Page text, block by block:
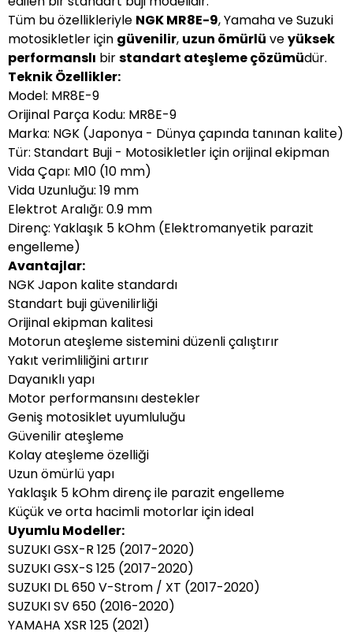
Tüm bu özellikleriyle NGK MR8E-9, Yamaha ve Suzuki
motosikletler için güvenilir, uzun ömürlü veyüksek
performanslı birstandart ateşleme çözümüdür.
Teknik Özellikler:
Model: MR8E-9
Orijinal Parça Kodu: MR8E-9
Marka: NGK (Japonya - Dünya çapında tanınan kalite)
Tür: Standart Buji - Motosikletler için orijinal ekipman
Vida Çapı: M10 (10 mm)
Vida Uzunluğu: 19 mm
Elektrot Aralığı: 0.9 mm
Direnç: Yaklaşık 5 kOhm (Elektromanyetik parazit
engelleme)
Avantajlar:
NGK Japon kalite standardı
Standart buji güvenilirliği
Orijinal ekipman kalitesi
Motorun ateşleme sistemini düzenli çalıştırır
Yakıt verimliliğini artırır
Dayanıklı yapı
Motor performansını destekler
Geniş motosiklet uyumluluğu
Güvenilir ateşleme
Kolay ateşleme özelliği
Uzun ömürlü yapı
Yaklaşık 5 kOhm direnç ile parazit engelleme
Küçük ve orta hacimli motorlar için ideal
Uyumlu Modeller:
SUZUKI GSX-R 125 (2017-2020)
SUZUKI GSX-S 125 (2017-2020)
SUZUKI DL 650 V-Strom / XT (2017-2020)
SUZUKI SV 650 (2016-2020)
YAMAHA XSR 125 (2021)